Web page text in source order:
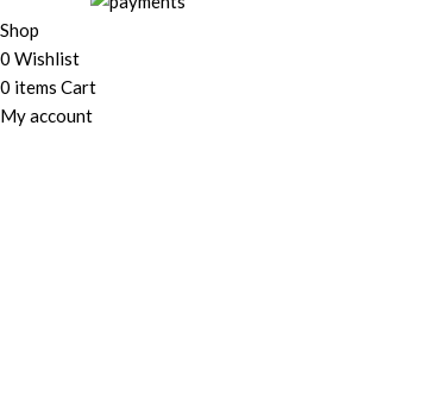
Shop
0 Wishlist
0 items Cart
My account